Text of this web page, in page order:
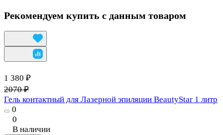
Рекомендуем купить с данным товаром
1 380 ₽
2070 ₽
Гель контактный для Лазерной эпиляции BeautyStar 1 литр
0
0
В наличии